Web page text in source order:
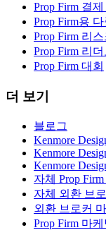
Prop Firm 결
Prop Firm용
Prop Firm 리스
Prop Firm 리
Prop Firm 대회
더 보기
블로그
Kenmore
Kenmore
Kenmore
자체 Prop
자체 외환 브
외환 브로커
Prop Firm 마